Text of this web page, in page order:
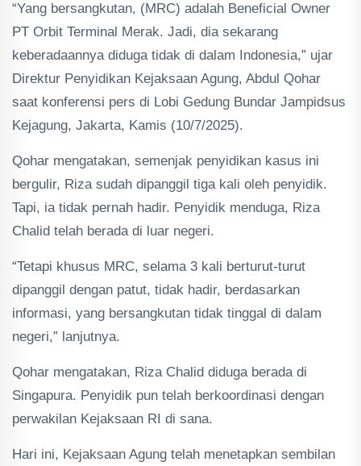
“Yang bersangkutan, (MRC) adalah Beneficial Owner
PT Orbit Terminal Merak. Jadi, dia sekarang
keberadaannya diduga tidak di dalam Indonesia,” ujar
Direktur Penyidikan Kejaksaan Agung, Abdul Qohar
saat konferensi pers di Lobi Gedung Bundar Jampidsus
Kejagung, Jakarta, Kamis (10/7/2025).
Qohar mengatakan, semenjak penyidikan kasus ini
bergulir, Riza sudah dipanggil tiga kali oleh penyidik.
Tapi, ia tidak pernah hadir. Penyidik menduga, Riza
Chalid telah berada di luar negeri.
“Tetapi khusus MRC, selama 3 kali berturut-turut
dipanggil dengan patut, tidak hadir, berdasarkan
informasi, yang bersangkutan tidak tinggal di dalam
negeri,” lanjutnya.
Qohar mengatakan, Riza Chalid diduga berada di
Singapura. Penyidik pun telah berkoordinasi dengan
perwakilan Kejaksaan RI di sana.
Hari ini, Kejaksaan Agung telah menetapkan sembilan